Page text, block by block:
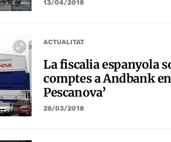
13/04/2018
ACTUALITAT
La fiscalia espanyola
comptes a Andbank
Pescanova’
28/03/2018